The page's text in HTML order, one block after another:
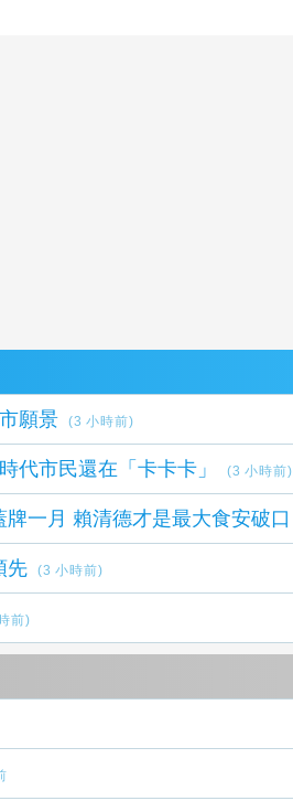
願景 (3 小時前)
代市民還在「卡卡卡」 (3 小時前)
一月 賴清德才是最大食安破口
先 (3 小時前)
前)